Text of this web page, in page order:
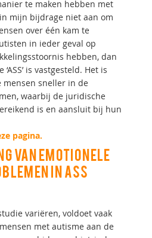
te maken hebben met
mijn bijdrage niet aan om
over één kam te
in ieder geval op
hebben, dan
is vastgesteld. Het is
mensen sneller in de
waarbij de juridische
is en aansluit bij hun
pagina.
VAN EMOTIONELE
IN ASS
variëren, voldoet vaak
met autisme aan de